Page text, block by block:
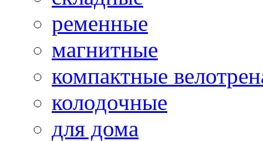
ременные
магнитные
компактные
колодочные
для дома